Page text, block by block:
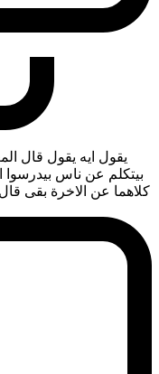
يقول ايه يقول قال
بيتكلم عن ناس بيدرسوا
كلاهما عن الاخرة بقى